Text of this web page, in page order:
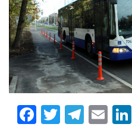
Facebook
Twitter